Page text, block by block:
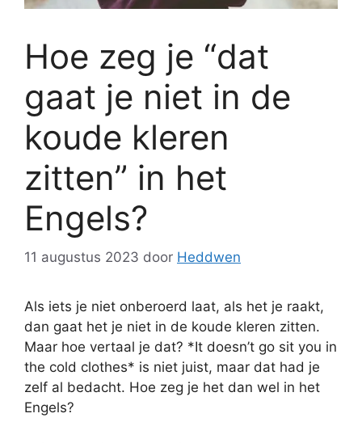
Hoe zeg je “dat
gaat je niet in de
koude kleren
zitten” in het
Engels?
11 augustus 2023 door Heddwen
Als iets je niet onberoerd laat, als het je raakt,
dan gaat het je niet in de koude kleren zitten.
Maar hoe vertaal je dat? *It doesn’t go sit you in
the cold clothes* is niet juist, maar dat had je
zelf al bedacht. Hoe zeg je het dan wel in het
Engels?